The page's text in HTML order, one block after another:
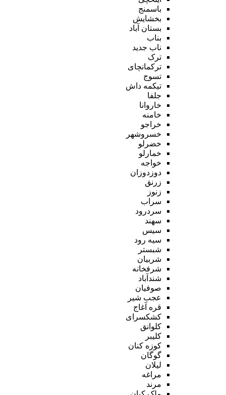
باسمنج
بخشایش
بستان آباد
بناب
ناب جدید
ترک
ترکمانچای
تسوج
تیکمه داش
جلفا
خاروانا
خامنه
خراجو
خسروشهر
خضرلو
خمارلو
خواجه
دوزدوزان
زرنق
زنوز
سراب
سردرود
سهند
سیس
سیه رود
شبستر
شربیان
شرفخانه
شندآباد
صوفیان
عجب شیر
قره آغاج
کشکسرای
کلوانق
کلیبر
کوزه کنان
گوگان
لیلان
مراغه
مرند